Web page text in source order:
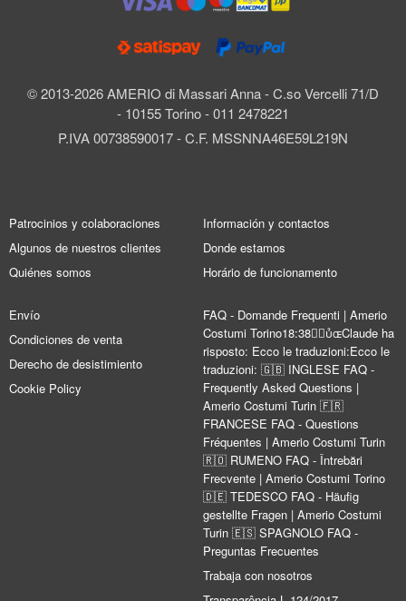
© 2013-2026 AMERIO di Massari Anna - C.so Vercelli 71/D
- 10155 Torino - 011 2478221
P.IVA 00738590017 - C.F. MSSNNA46E59L219N
Patrocinios y colaboraciones
Algunos de nuestros clientes
Quiénes somos
Información y contactos
Donde estamos
Horário de funcionamento
Envío
Condiciones de venta
Derecho de desistimiento
Cookie Policy
FAQ - Domande Frequenti | Amerio
Costumi Torino18:38Claude ha
risposto: Ecco le traduzioni:Ecco le
traduzioni: 🇬🇧 INGLESE FAQ -
Frequently Asked Questions |
Amerio Costumi Turin 🇫🇷
FRANCESE FAQ - Questions
Fréquentes | Amerio Costumi Turin
🇷🇴 RUMENO FAQ - Întrebări
Frecvente | Amerio Costumi Torino
🇩🇪 TEDESCO FAQ - Häufig
gestellte Fragen | Amerio Costumi
Turin 🇪🇸 SPAGNOLO FAQ -
Preguntas Frecuentes
Trabaja con nosotros